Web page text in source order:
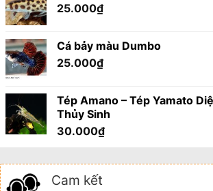
25.000₫
Cá bảy màu Dumbo
25.000₫
Tép Amano – Tép Yamato
Thủy Sinh
30.000₫
Cam kết